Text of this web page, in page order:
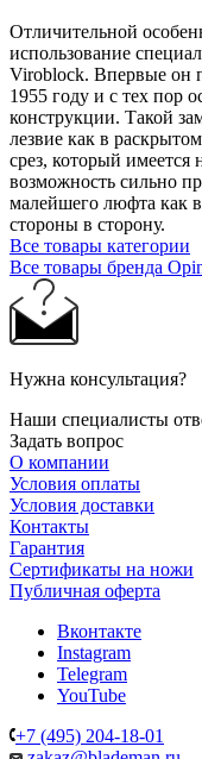
Отличительной
использование
Viroblock. Впервые он
1955 году и с тех пор
конструкции. Такой
лезвие как в
срез, который имеется
возможность сильно
малейшего люфта как
стороны в сторону.
Все товары категории
Все товары бренда
Нужна консультация?
Наши специалисты
Задать вопрос
О компании
Условия оплаты
Условия доставки
Контакты
Гарантия
Сертификаты на ножи
Публичная оферта
Вконтакте
Instagram
Telegram
YouTube
+7 (495) 204-18-01